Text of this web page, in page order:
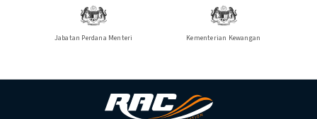
Jabatan Perdana Menteri Kementerian Kewangan